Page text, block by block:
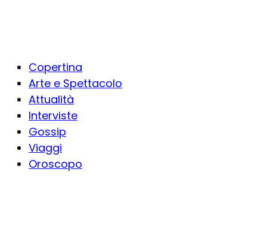
Copertina
Arte e Spettacolo
Attualità
Interviste
Gossip
Viaggi
Oroscopo